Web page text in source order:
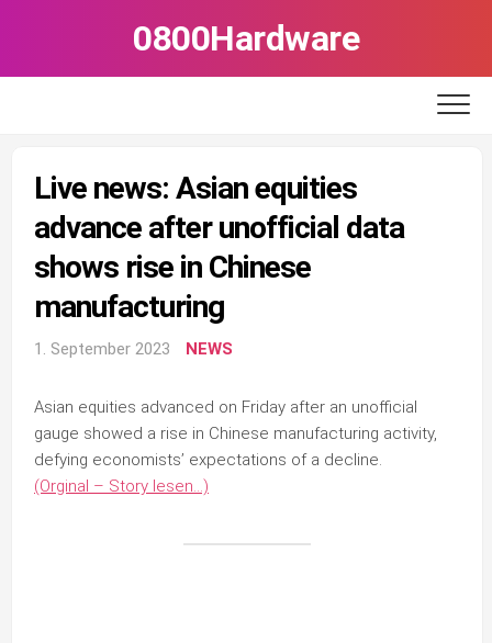
0800Hardware
Live news: Asian equities
advance after unofficial data
shows rise in Chinese
manufacturing
1. September 2023 NEWS
Asian equities advanced on Friday after an unofficial
gauge showed a rise in Chinese manufacturing activity,
defying economists’ expectations of a decline.
(Orginal – Story lesen…)